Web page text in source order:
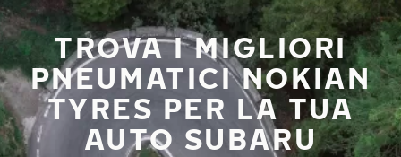
TROVA I MIGLIORI
PNEUMATICI NOKIAN
TYRES PER LA TUA
AUTO SUBARU